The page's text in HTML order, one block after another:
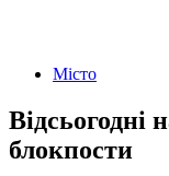
Місто
Відсьогодні
блокпости